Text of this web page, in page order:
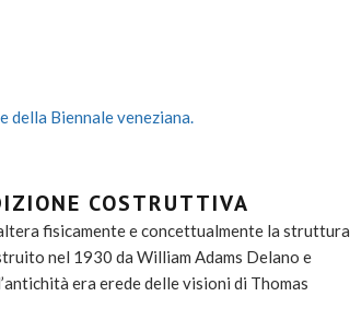
della Biennale veneziana.
COSTRUTTIVA
fisicamente e concettualmente la struttura
nel 1930 da William Adams Delano e
era erede delle visioni di Thomas